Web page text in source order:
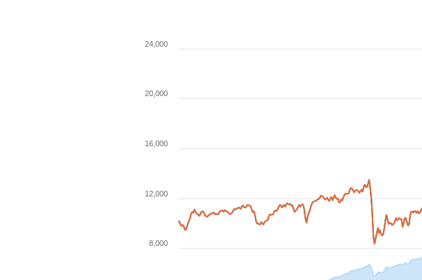
20,000
8,000
12,000
16,000
24,000